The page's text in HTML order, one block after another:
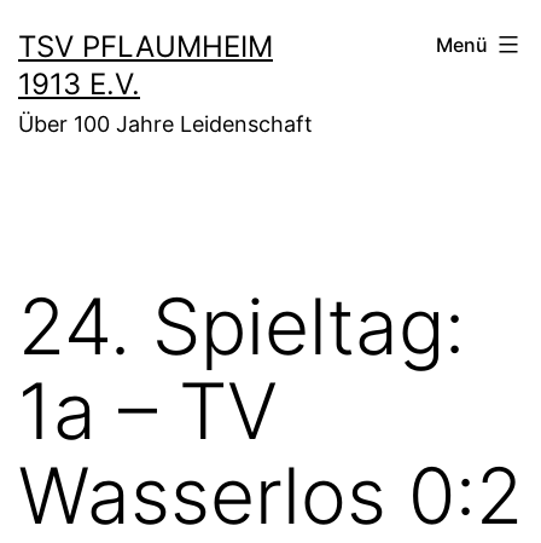
Inhalt
springen
TSV PFLAUMHEIM
1913 E.V.
Über 100 Jahre Leidenschaft
Menü
24. Spieltag:
1a – TV
Wasserlos 0:2